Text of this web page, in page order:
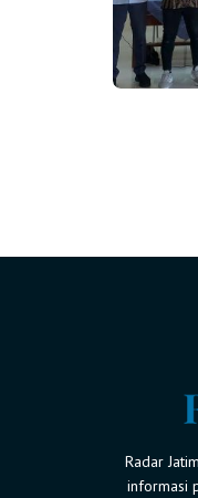
Radar
informasi